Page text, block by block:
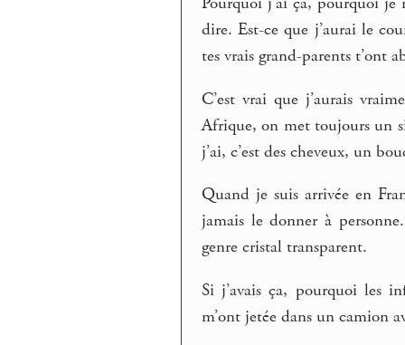
dire. Est-ce que j’aurai le
tes vrais grand-parents t’ont
C’est vrai que j’aurais
Afrique, on met toujours un
j’ai, c’est des cheveux, un
Quand je suis arrivée en
jamais le donner à
genre cristal transparent.
Si j’avais ça, pourquoi les
m’ont jetée dans un camion